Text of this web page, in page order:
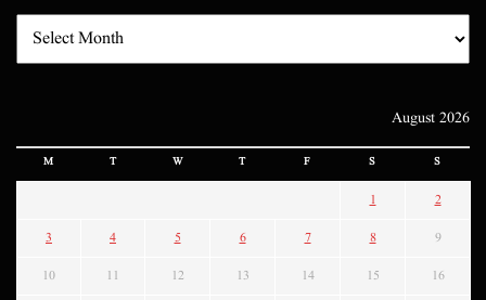
August 2026
M T W T F S S
1 2
3 4 5 6 7 8 9
10 11 12 13 14 15 16